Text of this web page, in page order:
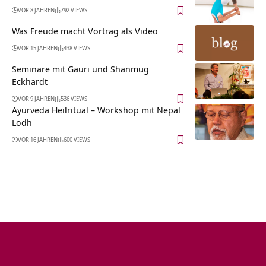
VOR 8 JAHREN 792 VIEWS
Was Freude macht Vortrag als Video
VOR 15 JAHREN 438 VIEWS
Seminare mit Gauri und Shanmug
Eckhardt
VOR 9 JAHREN 536 VIEWS
Ayurveda Heilritual – Workshop mit Nepal
Lodh
VOR 16 JAHREN 600 VIEWS